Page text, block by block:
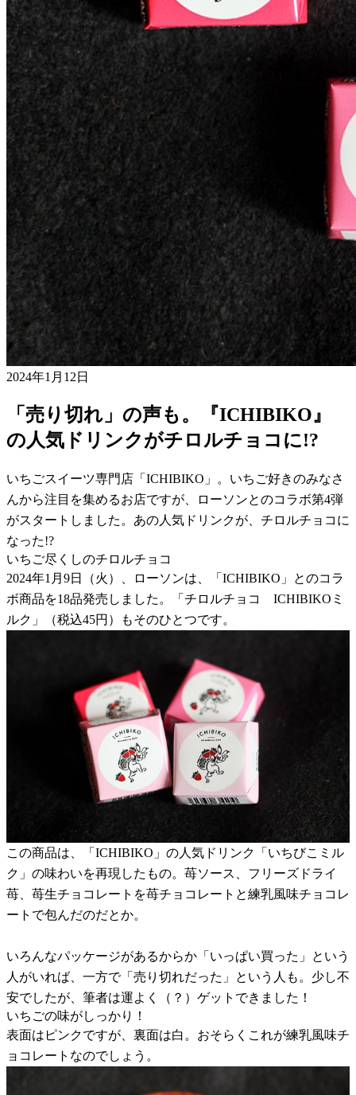
2024年1月12日
「売り切れ」の声も。『ICHIBIKO』
の人気ドリンクがチロルチョコに!?
いちごスイーツ専門店「ICHIBIKO」。いちご好きのみなさ
んから注目を集めるお店ですが、ローソンとのコラボ第4弾
がスタートしました。あの人気ドリンクが、チロルチョコに
なった!?
いちご尽くしのチロルチョコ
2024年1月9日（火）、ローソンは、「ICHIBIKO」とのコラ
ボ商品を18品発売しました。「チロルチョコ ICHIBIKOミ
ルク」（税込45円）もそのひとつです。
この商品は、「ICHIBIKO」の人気ドリンク「いちびこミル
ク」の味わいを再現したもの。苺ソース、フリーズドライ
苺、苺生チョコレートを苺チョコレートと練乳風味チョコレ
ートで包んだのだとか。
いろんなパッケージがあるからか「いっぱい買った」という
人がいれば、一方で「売り切れだった」という人も。少し不
安でしたが、筆者は運よく（？）ゲットできました！
いちごの味がしっかり！
表面はピンクですが、裏面は白。おそらくこれが練乳風味チ
ョコレートなのでしょう。